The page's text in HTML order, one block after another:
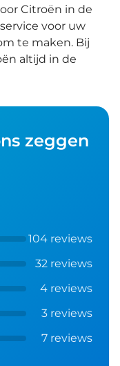
Citroën in de
voor uw
te maken. Bij
altijd in de
zeggen
104 reviews
32 reviews
4 reviews
3 reviews
7 reviews